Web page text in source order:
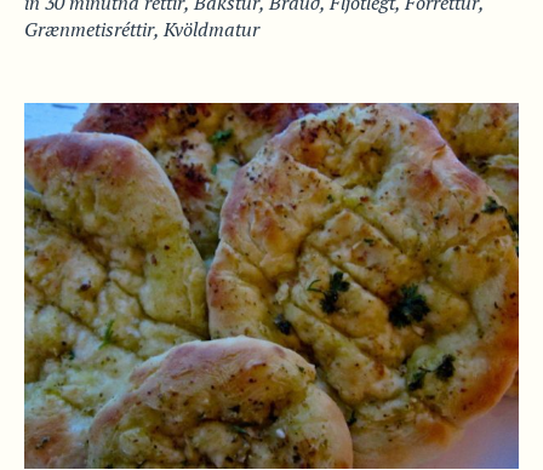
Grænmetisréttir,Kvöldmatur